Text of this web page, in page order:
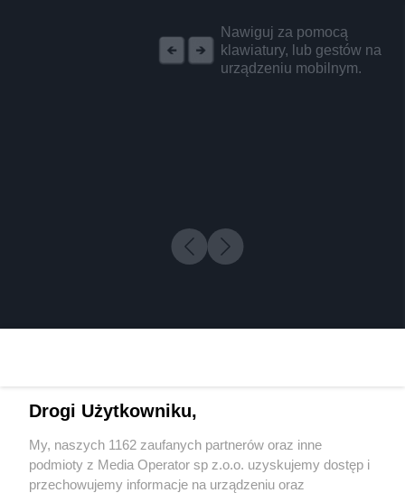
Nawiguj za pomocą
klawiatury, lub gestów na
urządzeniu mobilnym.
Wydawca mediów lokalnych
Drogi Użytkowniku,
My, naszych 1162 zaufanych partnerów oraz inne
podmioty z Media Operator sp z.o.o. uzyskujemy dostęp i
przechowujemy informacje na urządzeniu oraz